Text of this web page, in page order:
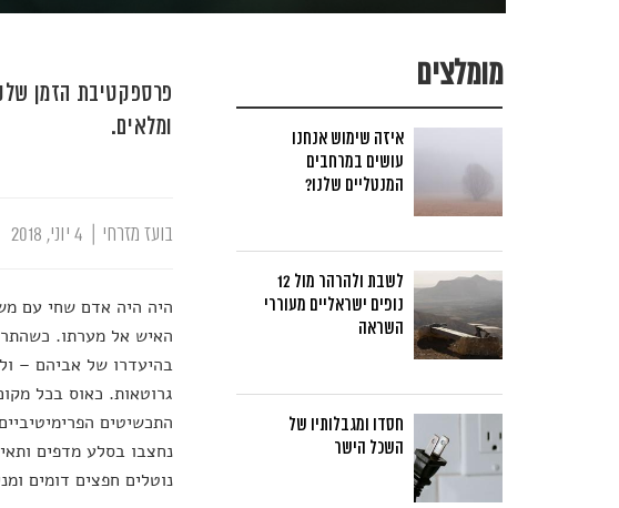
פרספקטיבת הזמן
ומלאים.
בועז מזרחי
היה היה אדם שחי עם
האיש אל מערתו.
בהיעדרו של אביהם –
גרוטאות. כאוס בכל
התכשיטים
נחצבו בסלע מדפים
נוטלים חפצים דומים
מומלצים
איזה שימוש אנחנו
עושים במרחבים
המנטליים שלנו?
לשבת ולהרהר מול 12
נופים ישראליים מעוררי
השראה
חסדו ומגבלותיו של
השכל הישר